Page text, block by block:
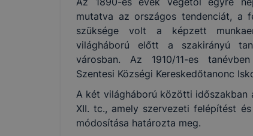
mutatva az országos tendenciát, a
szüksége volt a képzett
világháború előtt a szakirányú
városban. Az 1910/11-es
Szentesi Községi Kereskedőtanonc
A két világháború közötti időszakban
XII. tc., amely szervezeti felépítést
módosítása határozta meg.